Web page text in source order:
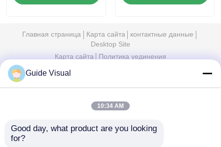
IP65 и корпусом из
профессиональных
для аренды на
5000nit IP65 7680Hz
CE
Главная страница Карта сайта
контактные данные
Desktop Site
Карта сайта
Политика уединения
Китайская фабрика.Copyright © 2026 Shenzhen
Guide Visual
10:34 AM
Good day, what product are you looking
for?